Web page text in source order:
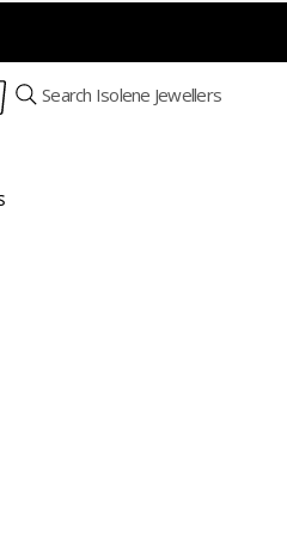
Search Isolene Jewellers